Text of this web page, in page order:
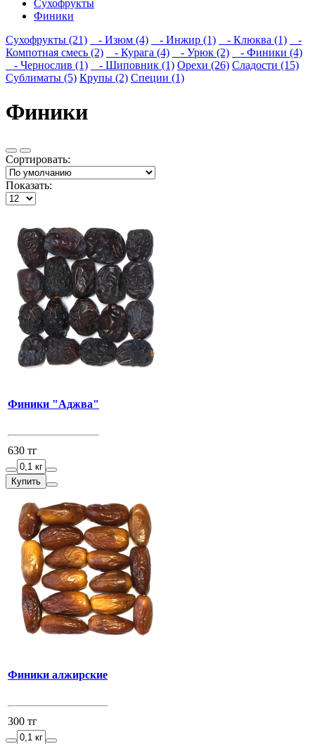
Сухофрукты
Финики
Сухофрукты (21)
- Изюм (4) - Инжир (1) - Клюква (1)
-
Компотная смесь (2)
- Курага (4) - Урюк (2)
- Финики (4)
- Чернослив (1)
- Шиповник (1) Орехи (26) Сладости (15)
Сублиматы (5) Крупы (2) Специи (1)
Финики
Сортировать:
Показать:
Финики "Аджва"
630 тг
Купить
Финики алжирские
300 тг